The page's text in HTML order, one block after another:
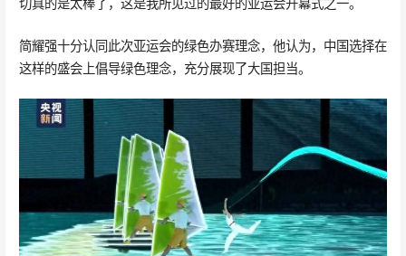
简耀强十分认同此次亚运会的绿色办赛理念，他认为，中国选择在
这样的盛会上倡导绿色理念，充分展现了大国担当。